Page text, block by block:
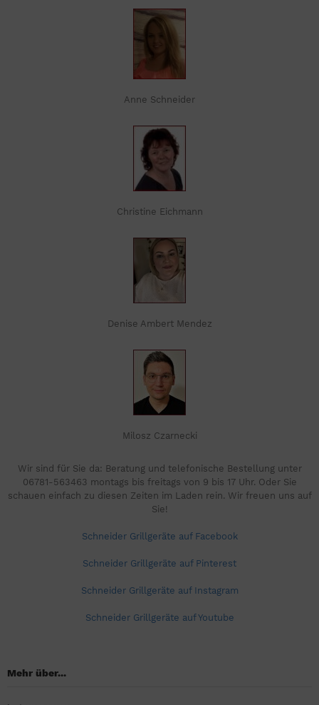
Anne Schneider
Christine Eichmann
Denise Ambert Mendez
Milosz Czarnecki
Wir sind für Sie da: Beratung und telefonische Bestellung unter
06781-563463 montags bis freitags von 9 bis 17 Uhr. Oder Sie
schauen einfach zu diesen Zeiten im Laden rein. Wir freuen uns auf
Sie!
Schneider Grillgeräte auf Facebook
Schneider Grillgeräte auf Pinterest
Schneider Grillgeräte auf Instagram
Schneider Grillgeräte auf Youtube
Mehr über...